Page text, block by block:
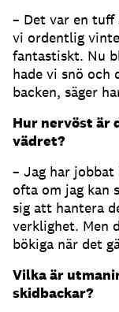
– Det var en tuff
vi ordentlig
fantastiskt. Nu
hade vi snö
backen, säger
Hur nervöst är
vädret?
– Jag har
ofta om jag kan
sig att hantera
verklighet. Men
bökiga när det
Vilka är
skidbackar?